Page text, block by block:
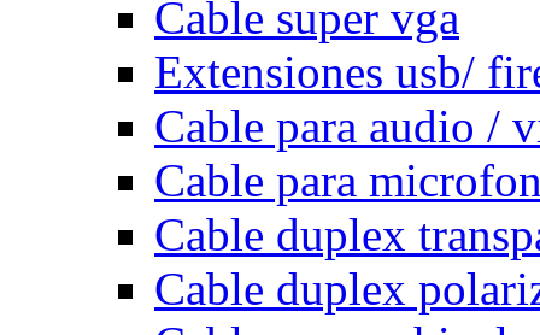
Cable super vga
Extensiones usb/
Cable para audio /
Cable para
Cable duplex
Cable duplex